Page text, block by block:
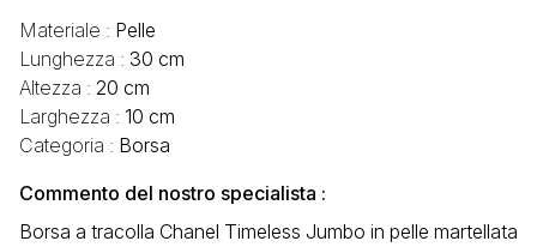
Materiale : Pelle
Lunghezza : 30 cm
Altezza : 20 cm
Larghezza : 10 cm
Categoria : Borsa
Commento del nostro specialista :
Borsa a tracolla Chanel Timeless Jumbo in pelle martellata